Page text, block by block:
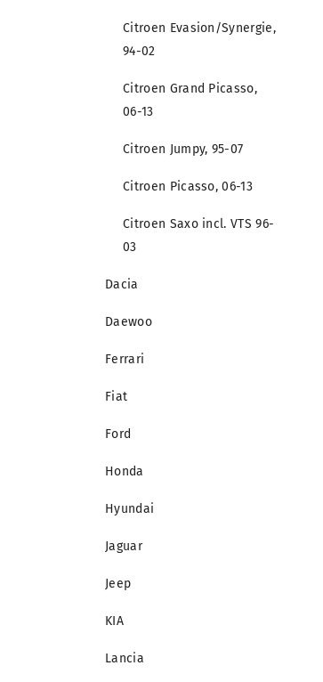
Citroen Evasion/Synergie,
94-02
Citroen Grand Picasso,
06-13
Citroen Jumpy, 95-07
Citroen Picasso, 06-13
Citroen Saxo incl. VTS 96-
03
Dacia
Daewoo
Ferrari
Fiat
Ford
Honda
Hyundai
Jaguar
Jeep
KIA
Lancia